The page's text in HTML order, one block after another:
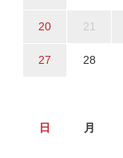
20 21
27 28
日 月